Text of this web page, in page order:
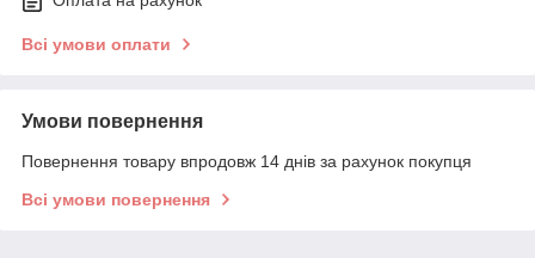
Всі умови оплати
Умови повернення
Повернення товару впродовж 14 днів за рахунок покупця
Всі умови повернення